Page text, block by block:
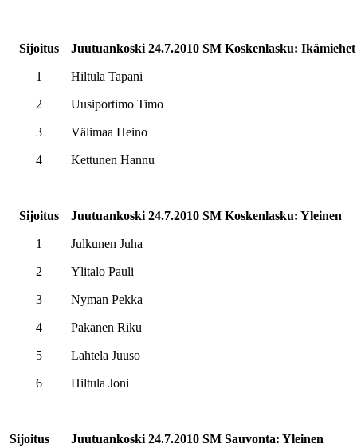
Sijoitus Juutuankoski 24.7.2010 SM Koskenlasku: Ikämiehet
1 Hiltula Tapani
2 Uusiportimo Timo
3 Välimaa Heino
4 Kettunen Hannu
Sijoitus Juutuankoski 24.7.2010 SM Koskenlasku: Yleinen
1 Julkunen Juha
2 Ylitalo Pauli
3 Nyman Pekka
4 Pakanen Riku
5 Lahtela Juuso
6 Hiltula Joni
Sijoitus Juutuankoski 24.7.2010 SM Sauvonta: Yleinen